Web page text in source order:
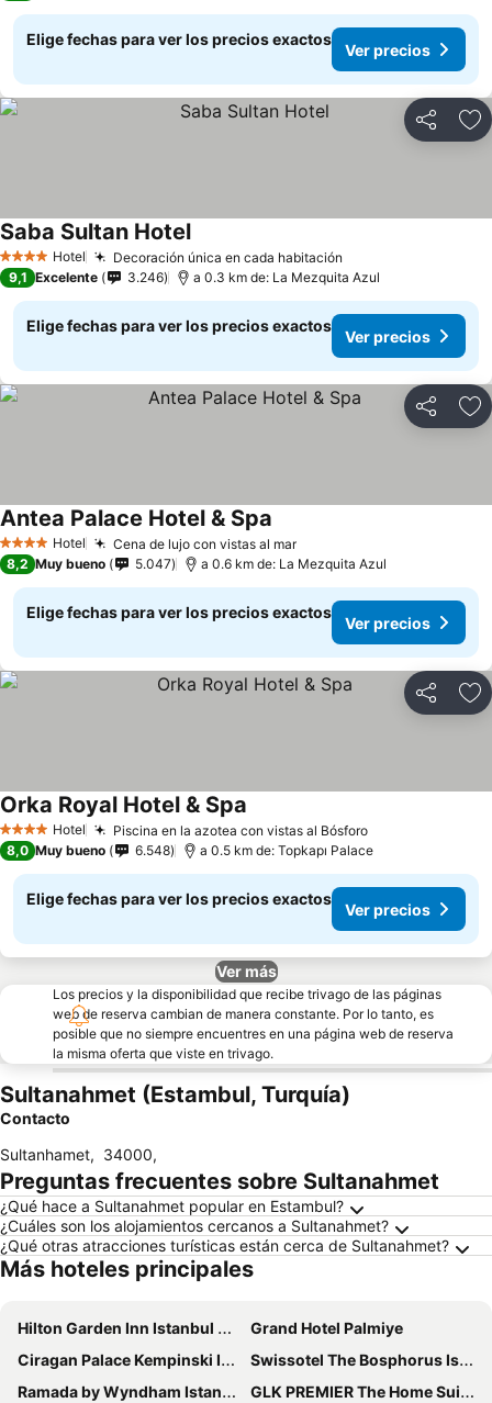
Elige fechas para ver los precios exactos
Ver precios
Compartir
4 EstrellasHotel Decoración única en cada habitación
Saba Sultan Hotel
9,1 Excelente 3.246 a 0.3 km de: La Mezquita Azul
Elige fechas para ver los precios exactos
Ver precios
Compartir
4 EstrellasHotel Cena de lujo con vistas al mar
Antea Palace Hotel & Spa
8,2 Muy bueno 5.047 a 0.6 km de: La Mezquita Azul
Elige fechas para ver los precios exactos
Ver precios
Compartir
4 EstrellasHotel Piscina en la azotea con vistas al Bósforo
Orka Royal Hotel & Spa
8,0 Muy bueno 6.548 a 0.5 km de: Topkapı Palace
Elige fechas para ver los precios exactos
Ver precios
Ver más
Los precios y la disponibilidad que recibe trivago de las páginas
web de reserva cambian de manera constante. Por lo tanto, es
posible que no siempre encuentres en una página web de reserva
la misma oferta que viste en trivago.
Sultanahmet (Estambul, Turquía)
Contacto
Sultanhamet, 34000,
Preguntas frecuentes sobre Sultanahmet
¿Qué hace a Sultanahmet popular en Estambul?
¿Cuáles son los alojamientos cercanos a Sultanahmet?
¿Qué otras atracciones turísticas están cerca de Sultanahmet?
Más hoteles principales
Hilton Garden Inn Istanbul Ataturk Airport
Grand Hotel Palmiye
Ciragan Palace Kempinski Istanbul
Swissotel The Bosphorus Istanbul
Ramada by Wyndham Istanbul Pera
GLK PREMIER The Home Suites & Spa